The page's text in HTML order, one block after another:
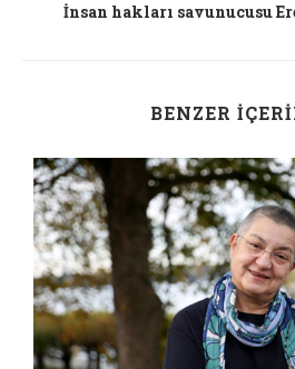
İnsan hakları savunucusu
BENZER